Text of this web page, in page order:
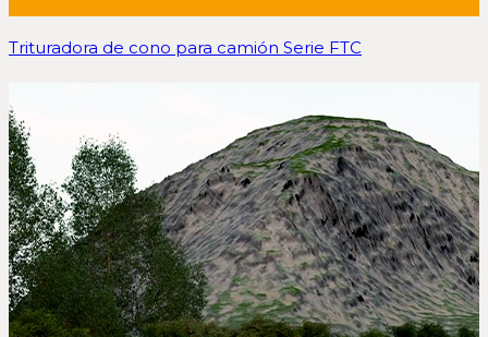
Trituradora de cono para camión Serie FTC